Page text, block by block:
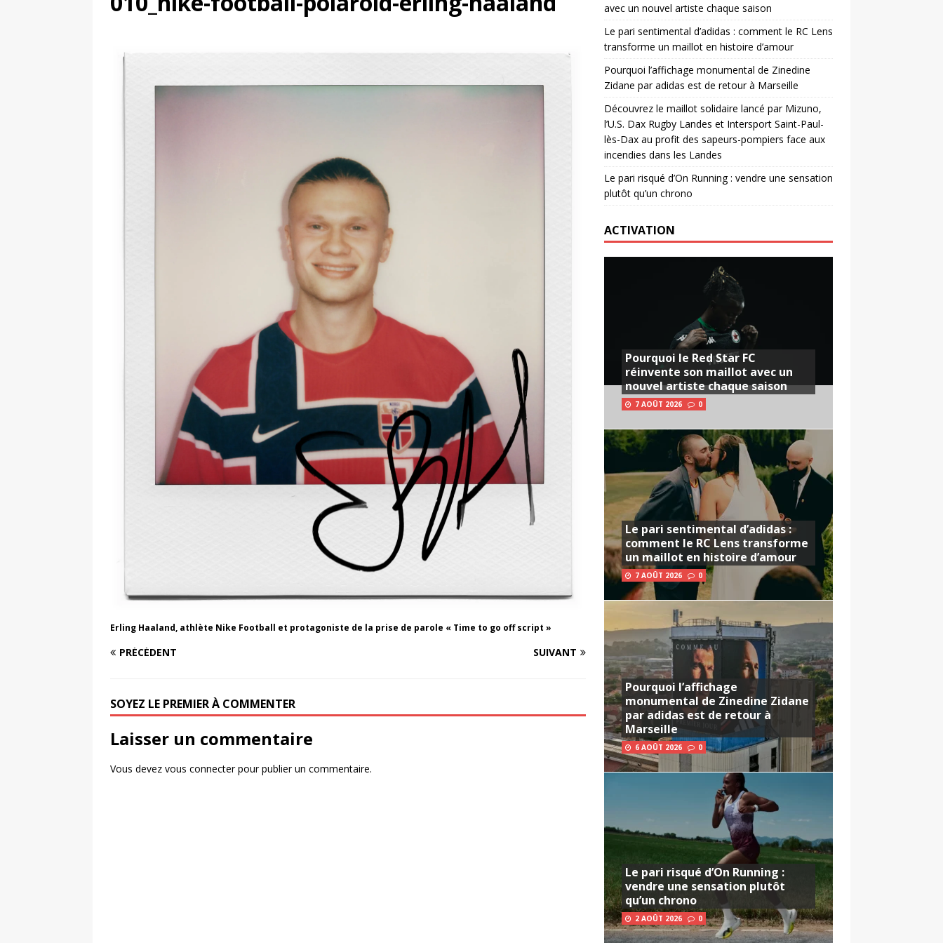
Découvrez le maillot solidaire lancé par Mizuno, l’U.S. Dax Rugby Landes et Intersport
[ 7 août 2026 ] Pourquoi le Red Star FC réinvente son maillot avec un nouvel artiste chaque saison
Erling Haaland, athlète Nike Football et protagoniste de la prise de parole « Time to go off script »
PRÉCÉDENT SUIVANT
SOYEZ LE PREMIER À COMMENTER
Laisser un commentaire
Vous devez vous connecterpour publier un commentaire.
avec un nouvel artiste chaque saison
Le pari sentimental d’adidas : comment le RC Lens
transforme un maillot en histoire d’amour
Pourquoi l’affichage monumental de Zinedine
Zidane par adidas est de retour à Marseille
Découvrez le maillot solidaire lancé par Mizuno,
l’U.S. Dax Rugby Landes et Intersport Saint-Paul-
lès-Dax au profit des sapeurs-pompiers face aux
incendies dans les Landes
Le pari risqué d’On Running : vendre une sensation
plutôt qu’un chrono
ACTIVATION
Pourquoi le Red Star FC
réinvente son maillot avec un
nouvel artiste chaque saison
7 AOÛT 2026 0
Le pari sentimental d’adidas :
comment le RC Lens transforme
un maillot en histoire d’amour
7 AOÛT 2026 0
Pourquoi l’affichage
monumental de Zinedine Zidane
par adidas est de retour à
Marseille
6 AOÛT 2026 0
Le pari risqué d’On Running :
vendre une sensation plutôt
qu’un chrono
2 AOÛT 2026 0